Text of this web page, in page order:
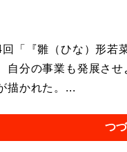
「『雛（ひな）形若
自分の事業も発展さ
描かれた。...
つ